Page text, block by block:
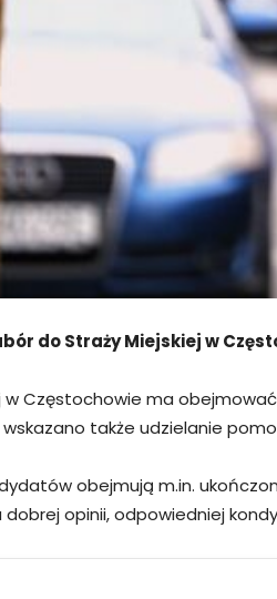
do Straży Miejskiej w
w Częstochowie ma
wskazano także udzielanie
obejmują m.in.
opinii, odpowiedniej